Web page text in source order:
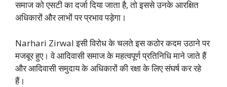
समाज को एसटी का दर्जा दिया जाता है, तो इससे उनके आरक्षित
अधिकारों और लाभों पर प्रभाव पड़ेगा।
Narhari Zirwal इसी विरोध के चलते इस कठोर कदम उठाने पर
मजबूर हुए। वे आदिवासी समाज के महत्वपूर्ण प्रतिनिधि माने जाते हैं
और आदिवासी समुदाय के अधिकारों की रक्षा के लिए संघर्ष कर रहे
हैं।